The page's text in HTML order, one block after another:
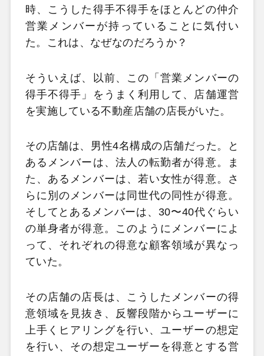
時、こうした得手不得手をほとんどの仲介
営業メンバーが持っていることに気付い
た。これは、なぜなのだろうか？
そういえば、以前、この「営業メンバーの
得手不得手」をうまく利用して、店舗運営
を実施している不動産店舗の店長がいた。
その店舗は、男性4名構成の店舗だった。と
あるメンバーは、法人の転勤者が得意。ま
た、あるメンバーは、若い女性が得意。さ
らに別のメンバーは同世代の同性が得意。
そしてとあるメンバーは、30〜40代ぐらい
の単身者が得意。このようにメンバーによ
って、それぞれの得意な顧客領域が異なっ
ていた。
その店舗の店長は、こうしたメンバーの得
意領域を見抜き、反響段階からユーザーに
上手くヒアリングを行い、ユーザーの想定
を行い、その想定ユーザーを得意とする営